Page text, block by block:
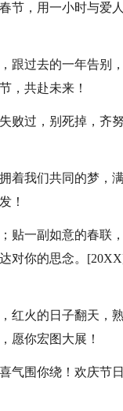
节，用一小时与爱
跟过去的一年告别
，共赴未来！
败过，别死掉，齐
着我们共同的梦，
！
贴一副如意的春联
对你的思念。
红火的日子翻天，
愿你宏图大展！
气围你绕！欢庆节